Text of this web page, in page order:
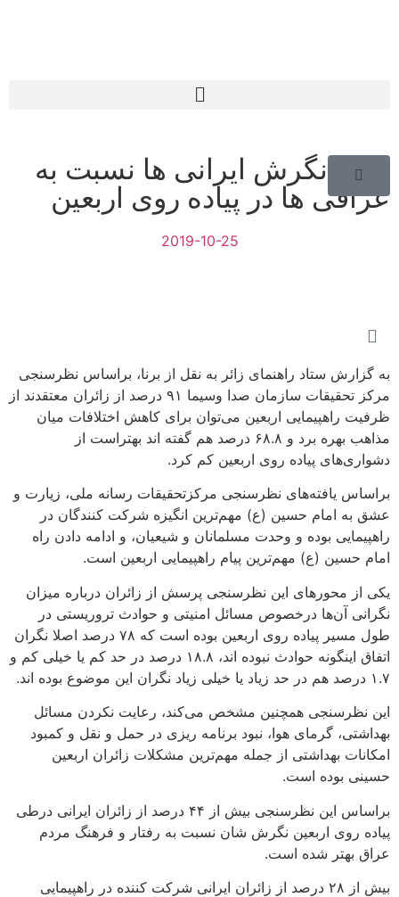
تغییر نگرش ایرانی ها نسبت به
عراقی ها در پیاده روی اربعین
2019-10-25
به گزارش ستاد راهنمای زائر به نقل از برنا، براساس نظرسنجی
مرکز تحقیقات سازمان صدا وسیما ۹۱ درصد از زائران معتقدند از
ظرفیت راهپیمایی اربعین می‌توان برای کاهش اختلافات میان
مذاهب بهره برد و ۶۸.۸ درصد هم گفته اند بهتراست از
دشواری‌های پیاده روی اربعین کم کرد.
براساس یافته‌های نظرسنجی مرکزتحقیقات رسانه ملی، زیارت و
عشق به امام حسین (ع) مهم‌ترین انگیزه شرکت کنندگان در
راهپیمایی بوده و وحدت مسلمانان و شیعیان، و ادامه دادن راه
امام حسین (ع) مهم‌ترین پیام راهپیمایی اربعین است.
یکی از محور‌های این نظرسنجی پرسش از زائران درباره میزان
نگرانی آن‌ها درخصوص مسائل امنیتی و حوادث تروریستی در
طول مسیر پیاده روی اربعین بوده است که ۷۸ درصد اصلا نگران
اتفاق اینگونه حوادث نبوده اند، ۱۸.۸ درصد در حد کم یا خیلی کم و
۱.۷ درصد هم در حد زیاد یا خیلی زیاد نگران این موضوع بوده اند.
این نظرسنجی همچنین مشخص می‌کند، رعایت نکردن مسائل
بهداشتی، گرمای هوا، نبود برنامه ریزی در حمل و نقل و کمبود
امکانات بهداشتی از جمله مهم‌ترین مشکلات زائران اربعین
حسینی بوده است.
براساس این نظرسنجی بیش از ۴۴ درصد از زائران ایرانی درطی
پیاده روی اربعین نگرش شان نسبت به رفتار و فرهنگ مردم
عراق بهتر شده است.
بیش از ۲۸ درصد از زائران ایرانی شرکت کننده در راهپیمایی